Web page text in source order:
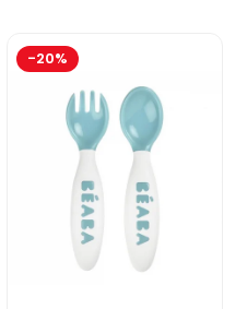
Beaba Wellington
-20%